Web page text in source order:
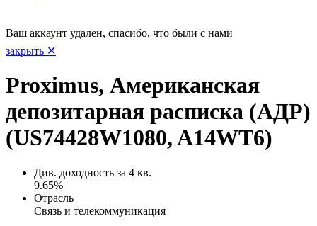
Ваш аккаунт удален, спасибо, что были с нами
закрыть ✕
Proximus, Американская
депозитарная расписка (АДР)
(US74428W1080, A14WT6)
Див. доходность за 4 кв.
9.65%
Отрасль
Связь и телекоммуникация